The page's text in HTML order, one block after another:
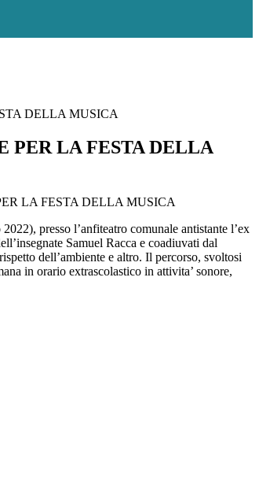
DELLA MUSICA
PER LA FESTA DELLA
FESTA DELLA MUSICA
presso l’anfiteatro comunale antistante l’ex
Samuel Racca e coadiuvati dal
dell’ambiente e altro. Il percorso, svoltosi
in orario extrascolastico in attivita’ sonore,